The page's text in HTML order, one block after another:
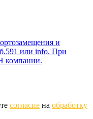
и
или info. При
компании.
согласие на обработку